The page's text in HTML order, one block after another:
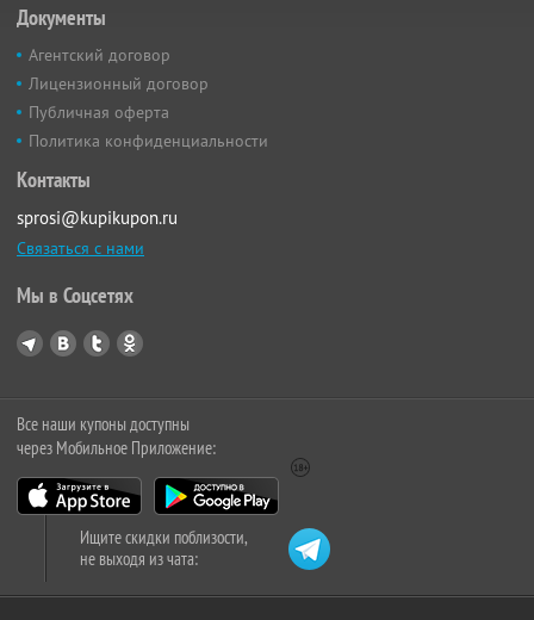
Документы
Агентский договор
Лицензионный договор
Публичная оферта
Политика конфиденциальности
Контакты
sprosi@kupikupon.ru
Связаться с нами
Мы в Соцсетях
Все наши купоны доступны
через Мобильное Приложение:
Ищите скидки поблизости,
не выходя из чата: